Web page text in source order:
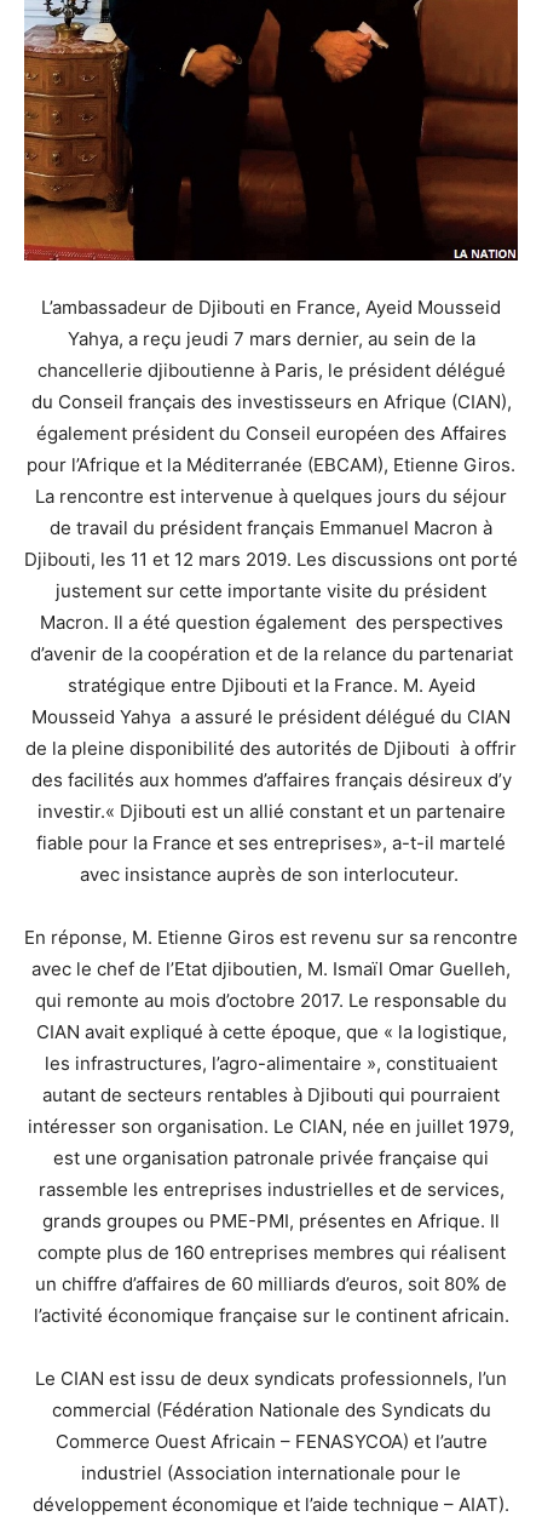
L’ambassadeur de Djibouti en France, Ayeid Mousseid
Yahya, a reçu jeudi 7 mars dernier, au sein de la
chancellerie djiboutienne à Paris, le président délégué
du Conseil français des investisseurs en Afrique (CIAN),
également président du Conseil européen des Affaires
pour l’Afrique et la Méditerranée (EBCAM), Etienne Giros.
La rencontre est intervenue à quelques jours du séjour
de travail du président français Emmanuel Macron à
Djibouti, les 11 et 12 mars 2019. Les discussions ont porté
justement sur cette importante visite du président
Macron. Il a été question également des perspectives
d’avenir de la coopération et de la relance du partenariat
stratégique entre Djibouti et la France. M. Ayeid
Mousseid Yahya a assuré le président délégué du CIAN
de la pleine disponibilité des autorités de Djibouti à offrir
des facilités aux hommes d’affaires français désireux d’y
investir.« Djibouti est un allié constant et un partenaire
fiable pour la France et ses entreprises», a-t-il martelé
avec insistance auprès de son interlocuteur.
En réponse, M. Etienne Giros est revenu sur sa rencontre
avec le chef de l’Etat djiboutien, M. Ismaïl Omar Guelleh,
qui remonte au mois d’octobre 2017. Le responsable du
CIAN avait expliqué à cette époque, que « la logistique,
les infrastructures, l’agro-alimentaire », constituaient
autant de secteurs rentables à Djibouti qui pourraient
intéresser son organisation. Le CIAN, née en juillet 1979,
est une organisation patronale privée française qui
rassemble les entreprises industrielles et de services,
grands groupes ou PME-PMI, présentes en Afrique. Il
compte plus de 160 entreprises membres qui réalisent
un chiffre d’affaires de 60 milliards d’euros, soit 80% de
l’activité économique française sur le continent africain.
Le CIAN est issu de deux syndicats professionnels, l’un
commercial (Fédération Nationale des Syndicats du
Commerce Ouest Africain – FENASYCOA) et l’autre
industriel (Association internationale pour le
développement économique et l’aide technique – AIAT).